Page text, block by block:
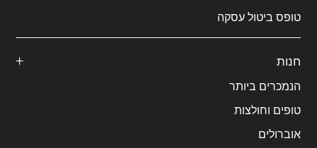
טופס ביטול עסקה
חנות
הנמכרים ביותר
טופים וחולצות
אוברולים